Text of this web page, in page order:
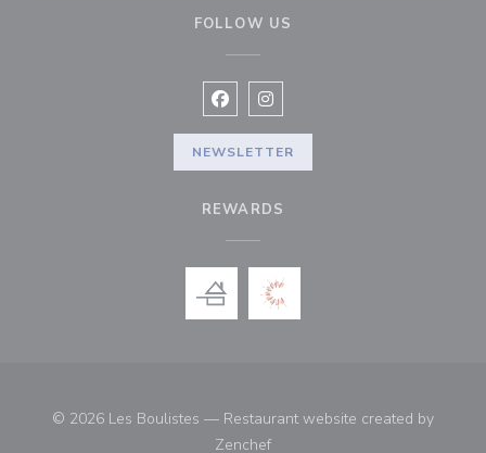
FOLLOW US
Facebook ((opens in a new
Instagram ((opens in a new
NEWSLETTER
REWARDS
© 2026 Les Boulistes — Restaurant website created by
Zenchef((opens in a new window))